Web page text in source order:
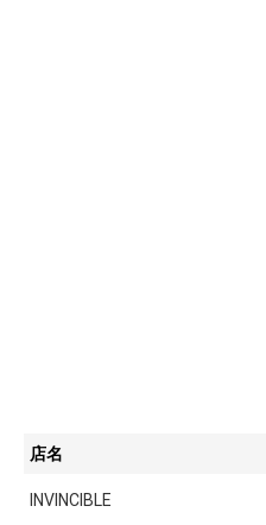
店名
INVINCIBLE